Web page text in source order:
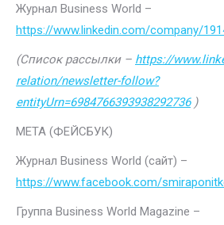
Журнал Business World –
https://www.linkedin.com/company/
(Список рассылки – https://
relation/newsletter-follow?
entityUrn=6984766393938292736)
МЕТА (ФЕЙСБУК)
Журнал Business World (сайт) –
https://www.facebook.com/
Группа Business World Magazine –